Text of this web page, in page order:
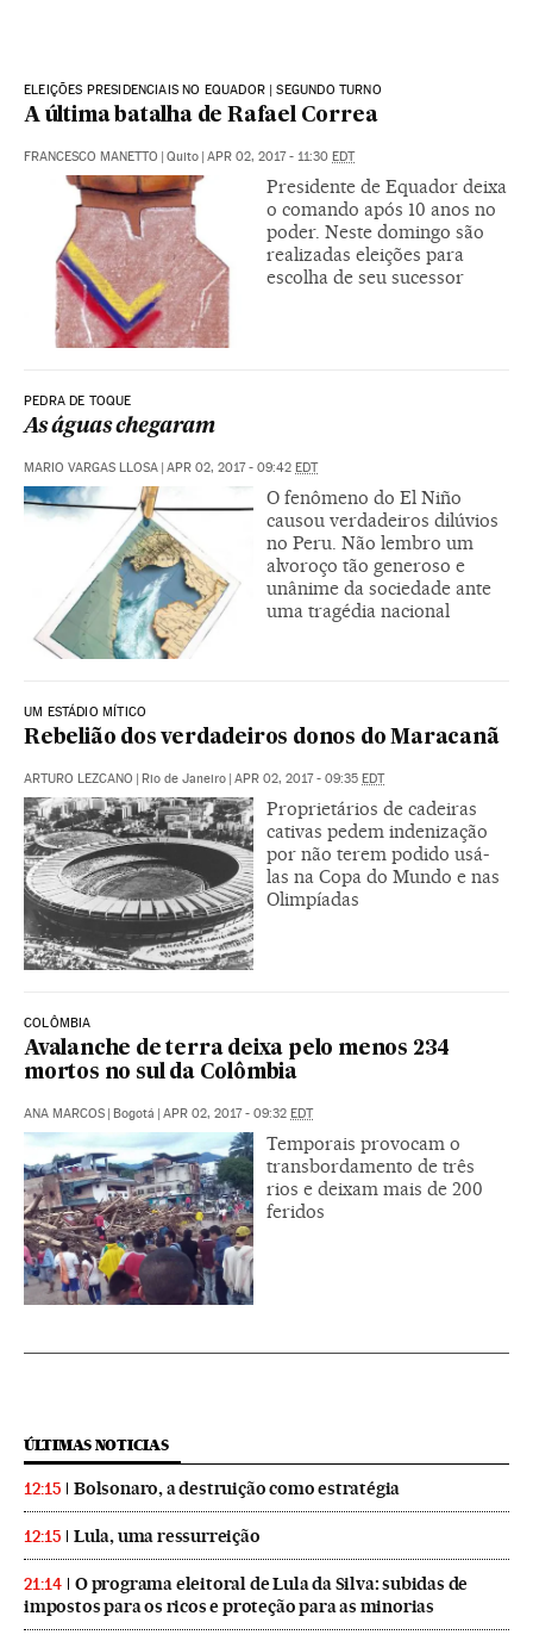
ELEIÇÕES PRESIDENCIAIS NO EQUADOR | SEGUNDO TURNO
A última batalha de Rafael Correa
FRANCESCO MANETTO | Quito | APR 02, 2017 - 11:30 EDT
Presidente de Equador deixa
o comando após 10 anos no
poder. Neste domingo são
realizadas eleições para
escolha de seu sucessor
PEDRA DE TOQUE
As águas chegaram
MARIO VARGAS LLOSA | APR 02, 2017 - 09:42 EDT
O fenômeno do El Niño
causou verdadeiros dilúvios
no Peru. Não lembro um
alvoroço tão generoso e
unânime da sociedade ante
uma tragédia nacional
UM ESTÁDIO MÍTICO
Rebelião dos verdadeiros donos do Maracanã
ARTURO LEZCANO | Rio de Janeiro | APR 02, 2017 - 09:35 EDT
Proprietários de cadeiras
cativas pedem indenização
por não terem podido usá-
las na Copa do Mundo e nas
Olimpíadas
COLÔMBIA
Avalanche de terra deixa pelo menos 234
mortos no sul da Colômbia
ANA MARCOS | Bogotá | APR 02, 2017 - 09:32 EDT
Temporais provocam o
transbordamento de três
rios e deixam mais de 200
feridos
ÚLTIMAS NOTICIAS
12:15 Bolsonaro, a destruição como estratégia
12:15 Lula, uma ressurreição
21:14
O programa eleitoral de Lula da Silva: subidas de
impostos para os ricos e proteção para as minorias